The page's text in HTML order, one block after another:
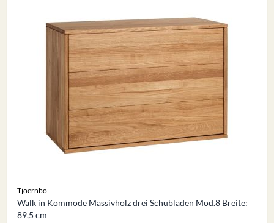
Tjoernbo
Walk in Kommode Massivholz drei Schubladen Mod.8 Breite:
89,5 cm